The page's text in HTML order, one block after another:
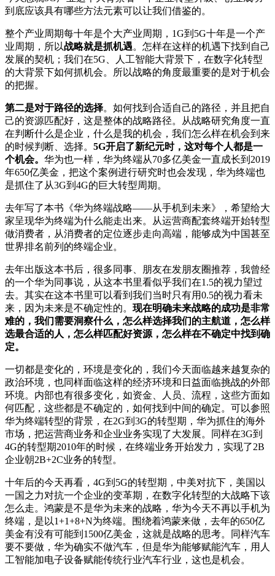
到底应该具有哪些方法元素可以让我们借鉴的。
整个产业周期每十年是个大产业周期，1G到5G十年是一个产
业周期，所以战略就是抓机遇。怎样在这样的机遇下找到自己
发展的契机；我们在5G、人工智能大背景下，在数字化转型
的大背景下如何抓机会。所以战略的角度最重要的是对于机会
的把握。
第二是对于路径的选择。如何找到合适自己的路径，并且把自
己的资源匹配好，这是整体的战略路径。从战略研究角度一直
在判断什么是企业，什么是我的机会，我们怎么样在机会到来
的时候判断、选择。 5G开启了新纪元时，这对每个人都是一
个机会。 华为也一样，华为终端从70多亿美金一直成长到2019
年650亿美金，把这个案例进行研究时也会发现，华为终端也
是抓住了从3G到4G的巨大转型周期。
去年写了本书《华为终端战略——从手机到未来》，希望给大
家呈现华为终端为什么能走出来。从运营商配套终端开始转型
做消费者，从消费者的定位逐步走向高端，能够成为中国甚至
世界排名前列的终端企业。
去年出版这本书后，很多同事、朋友在发朋友圈推荐，我曾经
的一个华为同事说，从这本书里看似乎我们在1.5的视力望过
去。其实在这本书里可以看到我们当时只有用0.5的视力看未
来，因为未来是不确定性的。 现在明确未来战略的成功是非常
难的，我们需要洞察什么，怎么样选择我们的主航道，怎么样
选最合适的人，怎么样匹配好资源，怎么样在不确定中找到确
定。
一切都是变化的，环境是变化的，我们今天面临越来越复杂的
政治环境，也同样面临这样的经济环境和日益面临挑战的外部
环境。内部也有很多变化，如资金、人员、流程，这些方面如
何匹配，这些都是不确定的，如何找到中间的确定。可以参照
华为终端转型的背景，在2G到3G的转型期，华为抓住的海外
市场，把运营商业务和企业业务实现了大发展。同样在3G到
4G的转型期2010年的时候，在终端业务开始发力，实现了2B
企业朝2B+2C业务的转型。
十年后的今天再看，4G到5G的转型期，中美对抗下，美国以
一国之力对抗一个企业的变革期，在数字化转型的大战略下该
怎么走。鸿蒙是不是华为未来的战略，华为今天不再以手机为
终端，是以1+1+8+N为终端。围绕着鸿蒙来做，去年的650亿
美金有没有可能到1500亿美金，这就是战略的思考。同样汽车
要不要做，华为确实不做汽车，但是华为能够赋能汽车，用人
工智能加电子设备赋能传统行业汽车行业，这也是机会。